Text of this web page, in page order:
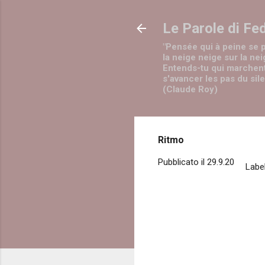
Le Parole di
"Pensée qui à peine se
la neige neige sur la
Entends-tu qui
s'avancer les pas du
(Claude Roy)
Ritmo
Pubblicato il 29.9.20